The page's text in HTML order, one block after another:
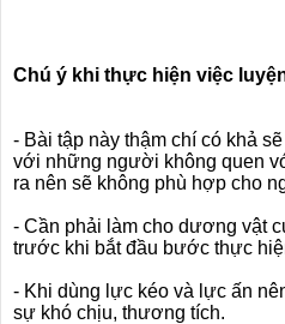
Chú ý khi thực hiện việc
- Bài tập này thậm chí có khả
với những người không quen
ra nên sẽ không phù hợp cho
- Cần phải làm cho dương vật
trước khi bắt đầu bước thực
- Khi dùng lực kéo và lực ấn
sự khó chịu, thương tích.